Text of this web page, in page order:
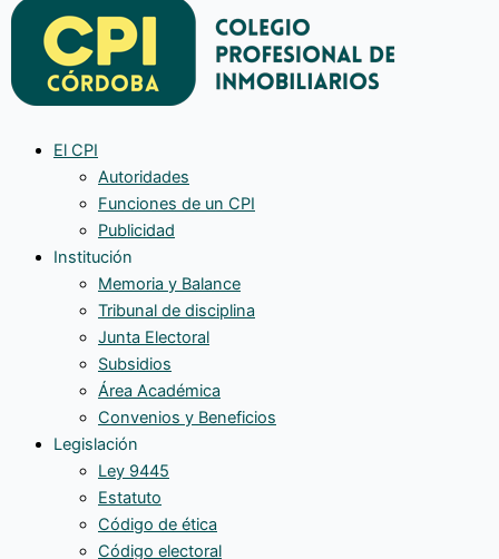
El CPI
Autoridades
Funciones de un CPI
Publicidad
Institución
Memoria y Balance
Tribunal de disciplina
Junta Electoral
Subsidios
Área Académica
Convenios y Beneficios
Legislación
Ley 9445
Estatuto
Código de ética
Código electoral